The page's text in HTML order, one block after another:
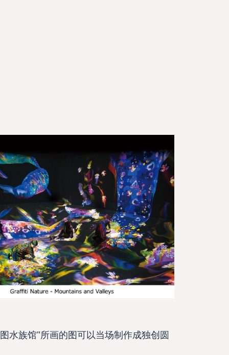
水族馆"所画的图可以当场制作成独创圆